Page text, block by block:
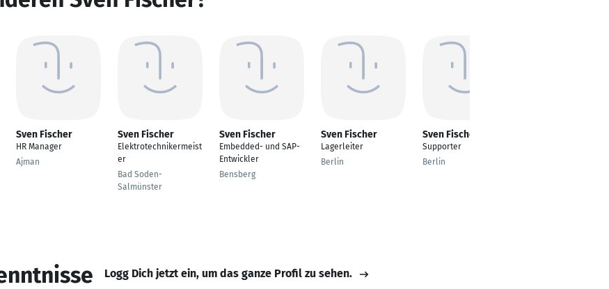
Sven Fischer
HR Manager
Ajman
Sven Fischer
Elektrotechnikermeist
er
Bad Soden-
Salmünster
Sven Fischer
Embedded- und SAP-
Entwickler
Bensberg
Sven Fischer
Lagerleiter
Berlin
Sven Fischer
Supporter
Berlin
Logg Dich jetzt ein, um das ganze Profil zu sehen.